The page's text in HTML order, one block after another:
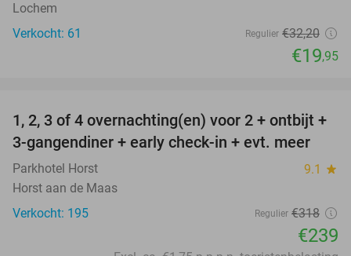
Lochem
Verkocht: 61
Regulier €32,20
€19,95
25%
1, 2, 3 of 4 overnachting(en) voor 2 + ontbijt +
3-gangendiner + early check-in + evt. meer
Parkhotel Horst 9.1 star
Horst aan de Maas
Verkocht: 195
Regulier €318
€239